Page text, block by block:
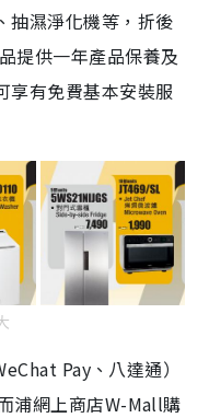
抽濕淨化機等，折後
提供一年產品保養及
享有免費基本安裝服
Pay 、八達通）
浦網上商店W-Mall購